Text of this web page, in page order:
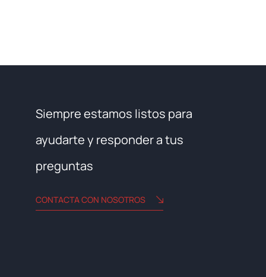
Siempre estamos listos para
ayudarte y responder a tus
preguntas
CONTACTA CON NOSOTROS